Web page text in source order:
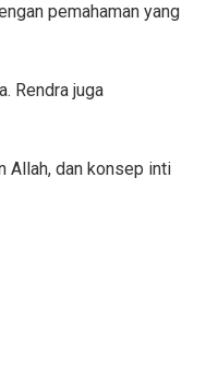
pemahaman yang
Rendra juga
Allah, dan konsep inti